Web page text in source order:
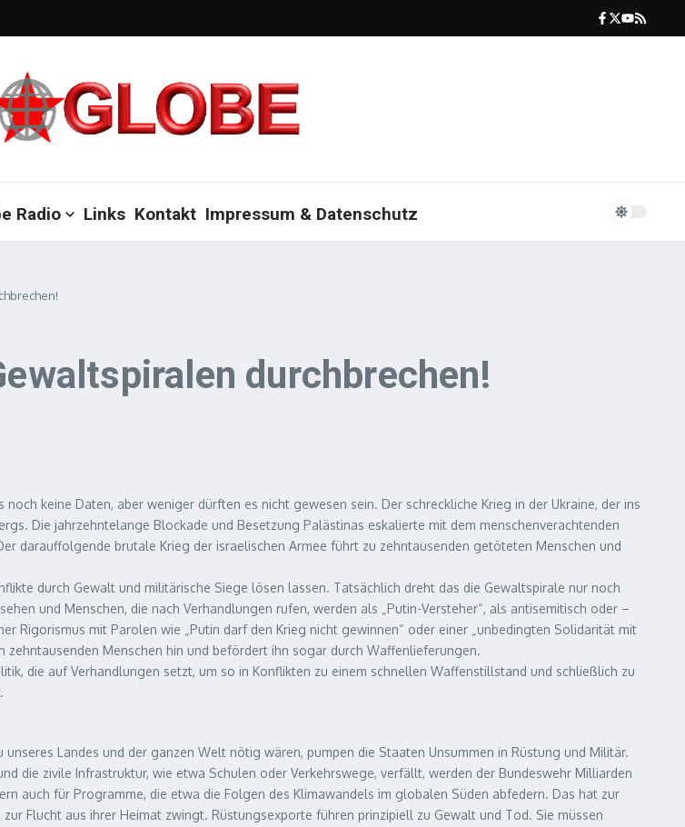
Radio Links Kontakt Impressum & Datenschutz
durchbrechen!
keine Daten, aber weniger dürften es nicht gewesen sein. Der schreckliche Krieg in der Ukraine, der ins
Die jahrzehntelange Blockade und Besetzung Palästinas eskalierte mit dem menschenverachtenden
darauffolgende brutale Krieg der israelischen Armee führt zu zehntausenden getöteten Menschen und
durch Gewalt und militärische Siege lösen lassen. Tatsächlich dreht das die Gewaltspirale nur noch
und Menschen, die nach Verhandlungen rufen, werden als „Putin-Versteher“, als antisemitisch oder –
Rigorismus mit Parolen wie „Putin darf den Krieg nicht gewinnen“ oder einer „unbedingten Solidarität mit
Menschen hin und befördert ihn sogar durch Waffenlieferungen.
die auf Verhandlungen setzt, um so in Konflikten zu einem schnellen Waffenstillstand und schließlich zu
Landes und der ganzen Welt nötig wären, pumpen die Staaten Unsummen in Rüstung und Militär.
die zivile Infrastruktur, wie etwa Schulen oder Verkehrswege, verfällt, werden der Bundeswehr Milliarden
auch für Programme, die etwa die Folgen des Klimawandels im globalen Süden abfedern. Das hat zur
Flucht aus ihrer Heimat zwingt. Rüstungsexporte führen prinzipiell zu Gewalt und Tod. Sie müssen